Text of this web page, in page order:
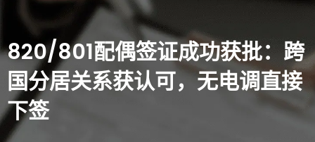
820/801配偶签证成功获批：跨
国分居关系获认可，无电调直接
下签